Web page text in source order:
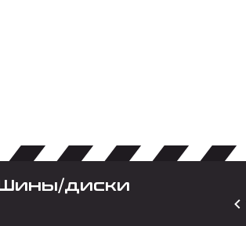
диски